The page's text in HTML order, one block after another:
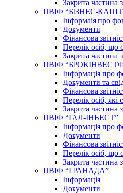
Закрита частина
ПВІФ “БІЗНЕС-
Інформаія про
Документи
Фінансова
Перелік осіб, що
Закрита частина
ПВІФ
Інформація про
Документи та
Фінансова
Перелік осіб, які
Закрита частина
ПВІФ “ГАЛ-ІНВЕСТ”
Інформація про
Документи
Фінансова
Перелік осіб, що
Закрита частина
ПВІФ “ГРАНАДА”
Інформація
Документи